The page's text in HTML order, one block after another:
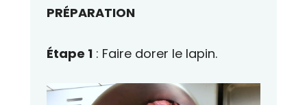
PRÉPARATION
Étape 1 : Faire dorer le lapin.